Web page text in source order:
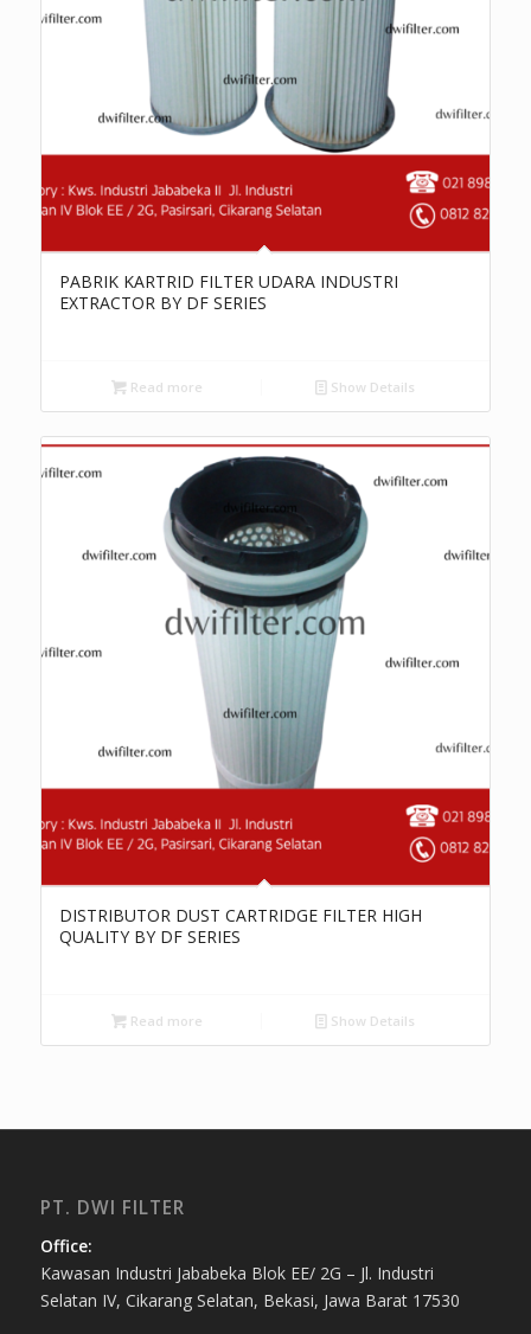
PABRIK KARTRID FILTER UDARA INDUSTRI
EXTRACTOR BY DF SERIES
Read more Show Details
DISTRIBUTOR DUST CARTRIDGE FILTER HIGH
QUALITY BY DF SERIES
Read more Show Details
PT. DWI FILTER
Office:
Kawasan Industri Jababeka Blok EE/ 2G – Jl. Industri
Selatan IV, Cikarang Selatan, Bekasi, Jawa Barat 17530